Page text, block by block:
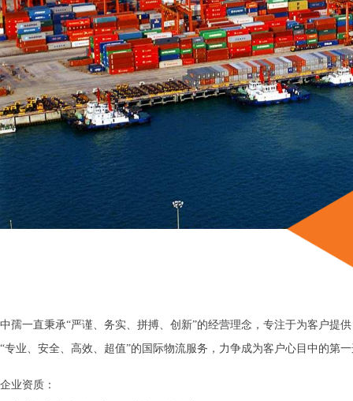
中孺一直秉承“严谨、务实、拼搏、创新”的经营理念，专注于为客户提供
“专业、安全、高效、超值”的国际物流服务，力争成为客户心目中的第
企业资质：